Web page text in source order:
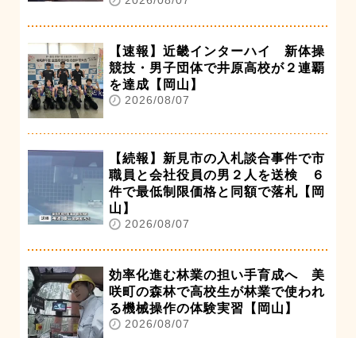
【速報】近畿インターハイ 新体操
競技・男子団体で井原高校が２連覇
を達成【岡山】
2026/08/07
【続報】新見市の入札談合事件で市
職員と会社役員の男２人を送検 ６
件で最低制限価格と同額で落札【岡
山】
2026/08/07
効率化進む林業の担い手育成へ 美
咲町の森林で高校生が林業で使われ
る機械操作の体験実習【岡山】
2026/08/07